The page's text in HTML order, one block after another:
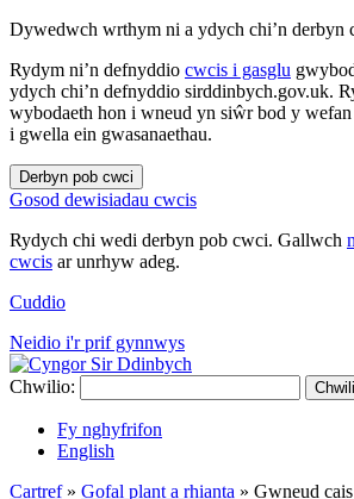
Dywedwch wrthym ni a ydych chi’n derbyn
Rydym ni’n defnyddio cwcis i gasglu
ydych chi’n defnyddio sirddinbych.gov.uk.
wybodaeth hon i wneud yn siŵr bod y
i gwella ein gwasanaethau.
Derbyn pob cwci
Gosod dewisiadau cwcis
Rydych chi wedi derbyn pob cwci. Gallwch
cwcis ar unrhyw adeg.
Cuddio
Neidio i'r prif gynnwys
Chwilio:
Fy nghyfrifon
English
Cartref» Gofal plant a rhianta » Gwneud